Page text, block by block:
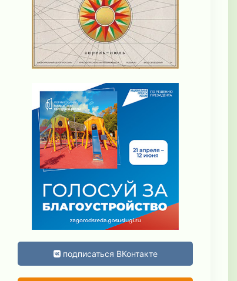
подписаться ВКонтакте